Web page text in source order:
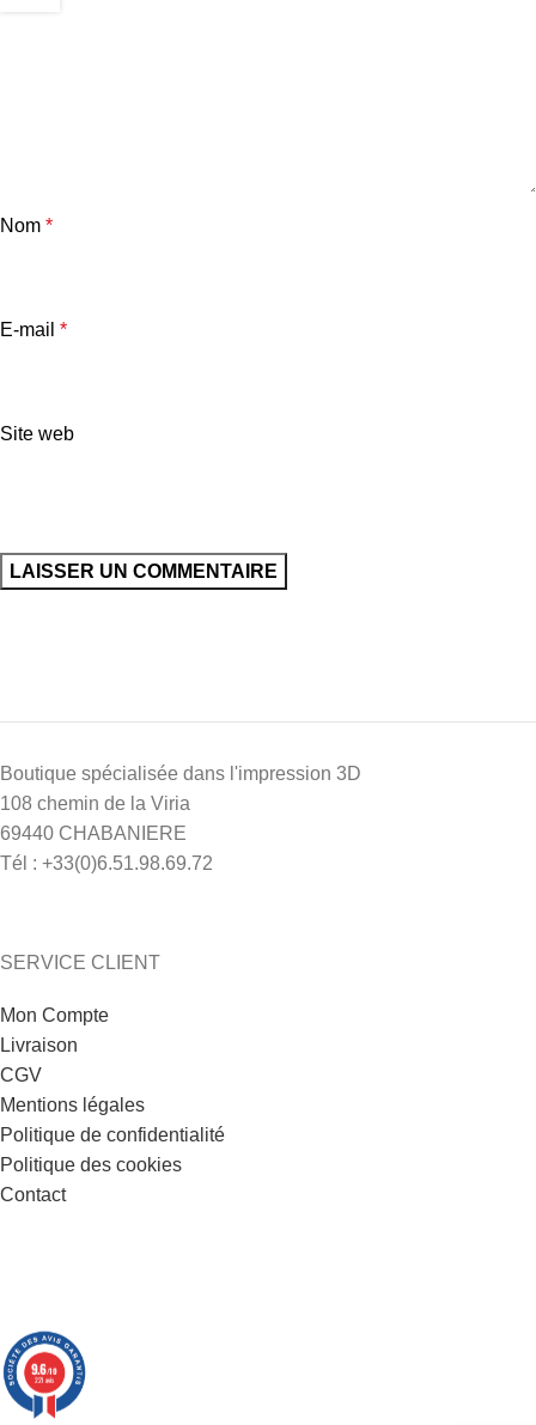
Nom *
E-mail *
Site web
Boutique spécialisée dans l'impression 3D
108 chemin de la Viria
69440 CHABANIERE
Tél : +33(0)6.51.98.69.72
SERVICE CLIENT
Mon Compte
Livraison
CGV
Mentions légales
Politique de confidentialité
Politique des cookies
Contact
9.6/10
221 avis